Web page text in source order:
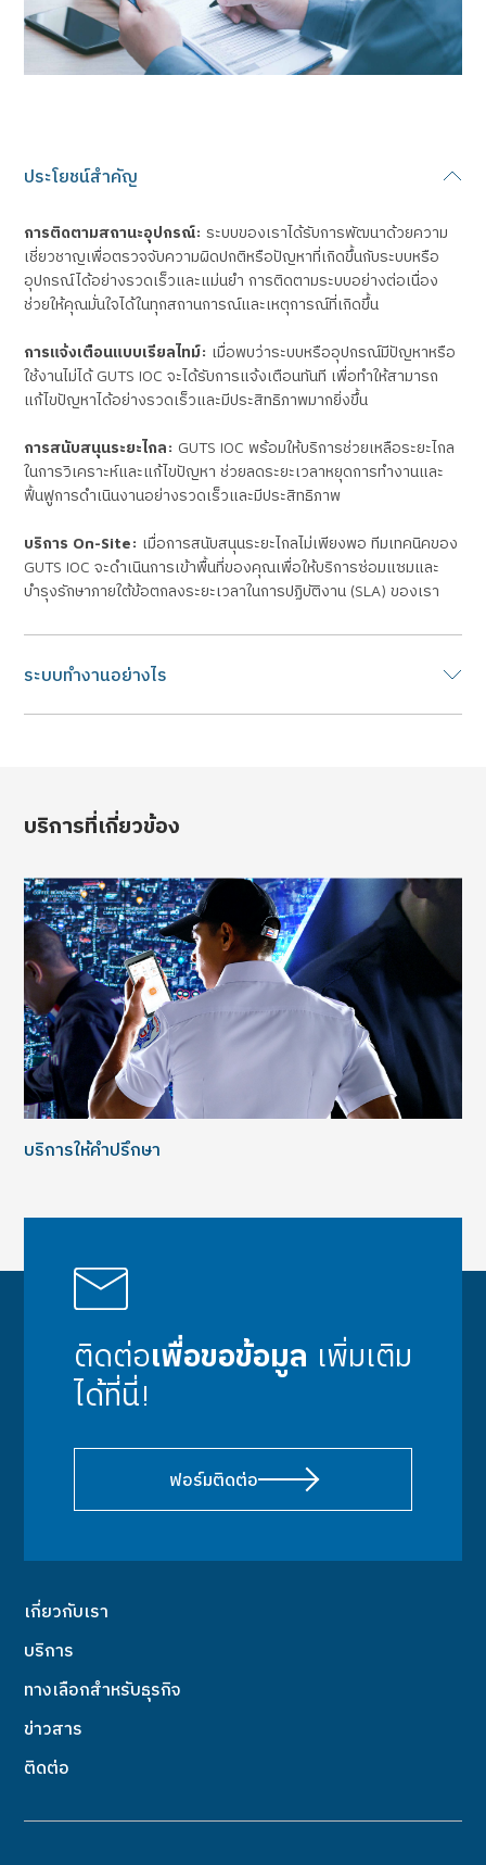
ประโยชน์สำคัญ
การติดตามสถานะอุปกรณ์: ระบบของเราได้รับการพัฒนาด้วยความ
เชี่ยวชาญเพื่อตรวจจับความผิดปกติหรือปัญหาที่เกิดขึ้นกับระบบหรือ
อุปกรณ์ได้อย่างรวดเร็วและแม่นยำ การติดตามระบบอย่างต่อเนื่อง
ช่วยให้คุณมั่นใจได้ในทุกสถานการณ์และเหตุการณ์ที่เกิดขึ้น
การแจ้งเตือนแบบเรียลไทม์: เมื่อพบว่าระบบหรืออุปกรณ์มีปัญหาหรือ
ใช้งานไม่ได้ GUTS IOC จะได้รับการแจ้งเตือนทันที เพื่อทำให้สามารถ
แก้ไขปัญหาได้อย่างรวดเร็วและมีประสิทธิภาพมากยิ่งขึ้น
การสนับสนุนระยะไกล: GUTS IOC พร้อมให้บริการช่วยเหลือระยะไกล
ในการวิเคราะห์และแก้ไขปัญหา ช่วยลดระยะเวลาหยุดการทำงานและ
ฟื้นฟูการดำเนินงานอย่างรวดเร็วและมีประสิทธิภาพ
บริการ On-Site: เมื่อการสนับสนุนระยะไกลไม่เพียงพอ ทีมเทคนิคของ
GUTS IOC จะดำเนินการเข้าพื้นที่ของคุณเพื่อให้บริการซ่อมแซมและ
บำรุงรักษาภายใต้ข้อตกลงระยะเวลาในการปฏิบัติงาน (SLA) ของเรา
ระบบทำงานอย่างไร
บริการที่เกี่ยวข้อง
บริการให้คำปรึกษา
ติดต่อเพื่อขอข้อมูล เพิ่มเติม
ได้ที่นี่!
ฟอร์มติดต่อ
เกี่ยวกับเรา
บริการ
ทางเลือกสำหรับธุรกิจ
ข่าวสาร
ติดต่อ